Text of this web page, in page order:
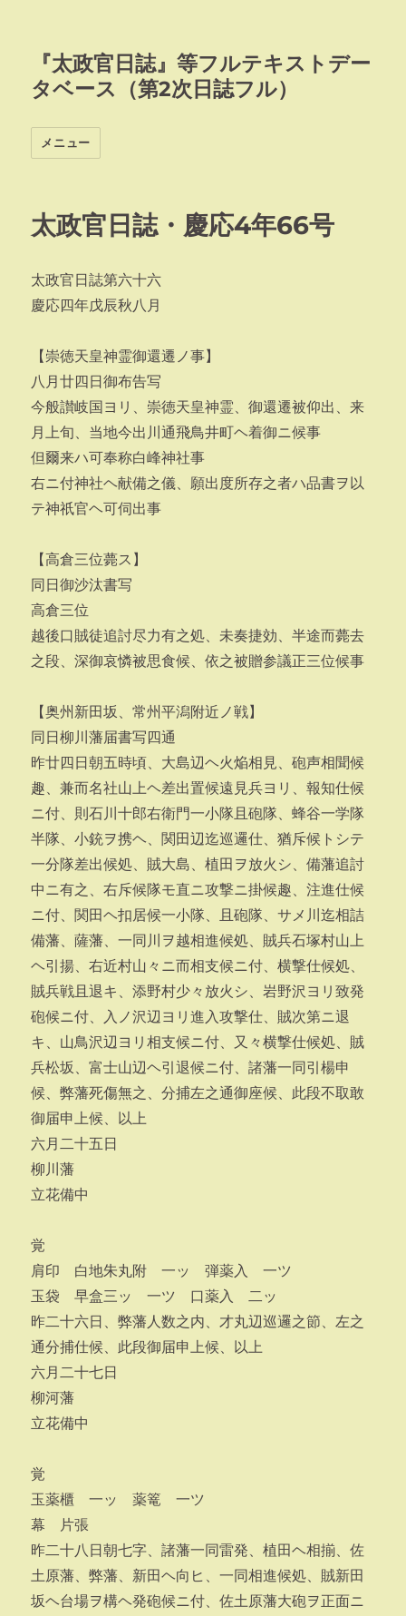
『太政官日誌』等フルテキストデー
タベース（第2次日誌フル）
メニュー
太政官日誌・慶応4年66号
太政官日誌第六十六
慶応四年戊辰秋八月
【崇徳天皇神霊御還遷ノ事】
八月廿四日御布告写
今般讃岐国ヨリ、崇徳天皇神霊、御還遷被仰出、来
月上旬、当地今出川通飛鳥井町ヘ着御ニ候事
但爾来ハ可奉称白峰神社事
右ニ付神社ヘ献備之儀、願出度所存之者ハ品書ヲ以
テ神祇官ヘ可伺出事
【高倉三位薨ス】
同日御沙汰書写
高倉三位
越後口賊徒追討尽力有之処、未奏捷効、半途而薨去
之段、深御哀憐被思食候、依之被贈参議正三位候事
【奥州新田坂、常州平潟附近ノ戦】
同日柳川藩届書写四通
昨廿四日朝五時頃、大島辺ヘ火焔相見、砲声相聞候
趣、兼而名社山上ヘ差出置候遠見兵ヨリ、報知仕候
ニ付、則石川十郎右衛門一小隊且砲隊、蜂谷一学隊
半隊、小銃ヲ携ヘ、関田辺迄巡邏仕、猶斥候トシテ
一分隊差出候処、賊大島、植田ヲ放火シ、備藩追討
中ニ有之、右斥候隊モ直ニ攻撃ニ掛候趣、注進仕候
ニ付、関田ヘ扣居候一小隊、且砲隊、サメ川迄相詰
備藩、薩藩、一同川ヲ越相進候処、賊兵石塚村山上
ヘ引揚、右近村山々ニ而相支候ニ付、横撃仕候処、
賊兵戦且退キ、添野村少々放火シ、岩野沢ヨリ致発
砲候ニ付、入ノ沢辺ヨリ進入攻撃仕、賊次第ニ退
キ、山鳥沢辺ヨリ相支候ニ付、又々横撃仕候処、賊
兵松坂、富士山辺ヘ引退候ニ付、諸藩一同引楊申
候、弊藩死傷無之、分捕左之通御座候、此段不取敢
御届申上候、以上
六月二十五日
柳川藩
立花備中
覚
肩印 白地朱丸附 一ッ 弾薬入 一ツ
玉袋 早盒三ッ 一ツ 口薬入 二ッ
昨二十六日、弊藩人数之内、才丸辺巡邏之節、左之
通分捕仕候、此段御届申上候、以上
六月二十七日
柳河藩
立花備中
覚
玉薬櫃 一ッ 薬篭 一ツ
幕 片張
昨二十八日朝七字、諸藩一同雷発、植田ヘ相揃、佐
土原藩、弊藩、新田ヘ向ヒ、一同相進候処、賊新田
坂ヘ台場ヲ構ヘ発砲候ニ付、佐土原藩大砲ヲ正面ニ